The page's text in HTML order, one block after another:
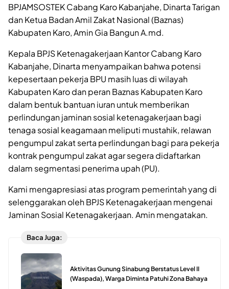
BPJAMSOSTEK Cabang Karo Kabanjahe, Dinarta Tarigan
dan Ketua Badan Amil Zakat Nasional (Baznas)
Kabupaten Karo, Amin Gia Bangun A.md.
Kepala BPJS Ketenagakerjaan Kantor Cabang Karo
Kabanjahe, Dinarta menyampaikan bahwa potensi
kepesertaan pekerja BPU masih luas di wilayah
Kabupaten Karo dan peran Baznas Kabupaten Karo
dalam bentuk bantuan iuran untuk memberikan
perlindungan jaminan sosial ketenagakerjaan bagi
tenaga sosial keagamaan meliputi mustahik, relawan
pengumpul zakat serta perlindungan bagi para pekerja
kontrak pengumpul zakat agar segera didaftarkan
dalam segmentasi penerima upah (PU).
Kami mengapresiasi atas program pemerintah yang di
selenggarakan oleh BPJS Ketenagakerjaan mengenai
Jaminan Sosial Ketenagakerjaan. Amin mengatakan.
Baca Juga:
Aktivitas Gunung Sinabung Berstatus Level II
(Waspada), Warga Diminta Patuhi Zona Bahaya